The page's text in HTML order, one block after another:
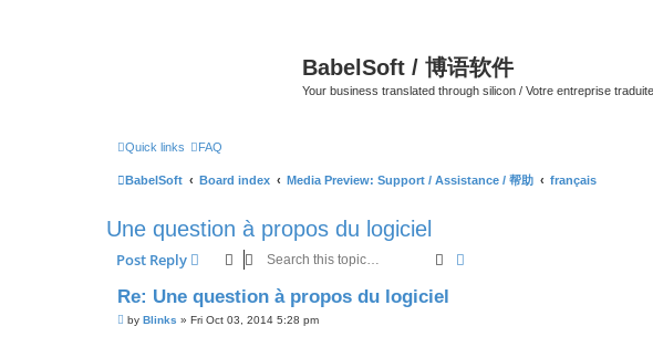
BabelSoft / 博语软件
Your business translated through silicon / Votre entreprise
Quick links FAQ
BabelSoft Board index Media Preview: Support / Assistance / 帮助 français
Une question à propos du logiciel
Post Reply Search
Re: Une question à propos du logiciel
Pby Blinks » Fri Oct 03, 2014 5:28 pm